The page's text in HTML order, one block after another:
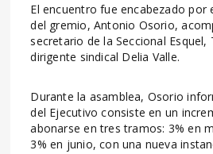
El encuentro fue encabezado por
del gremio, Antonio Osorio,
secretario de la Seccional Esquel,
dirigente sindical Delia Valle.
Durante la asamblea, Osorio
del Ejecutivo consiste en un
abonarse en tres tramos: 3% en
3% en junio, con una nueva